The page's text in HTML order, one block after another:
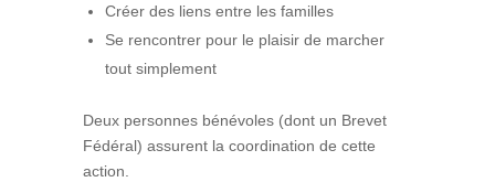
Créer des liens entre les familles
Se rencontrer pour le plaisir de marcher
tout simplement
Deux personnes bénévoles (dont un Brevet
Fédéral) assurent la coordination de cette
action.